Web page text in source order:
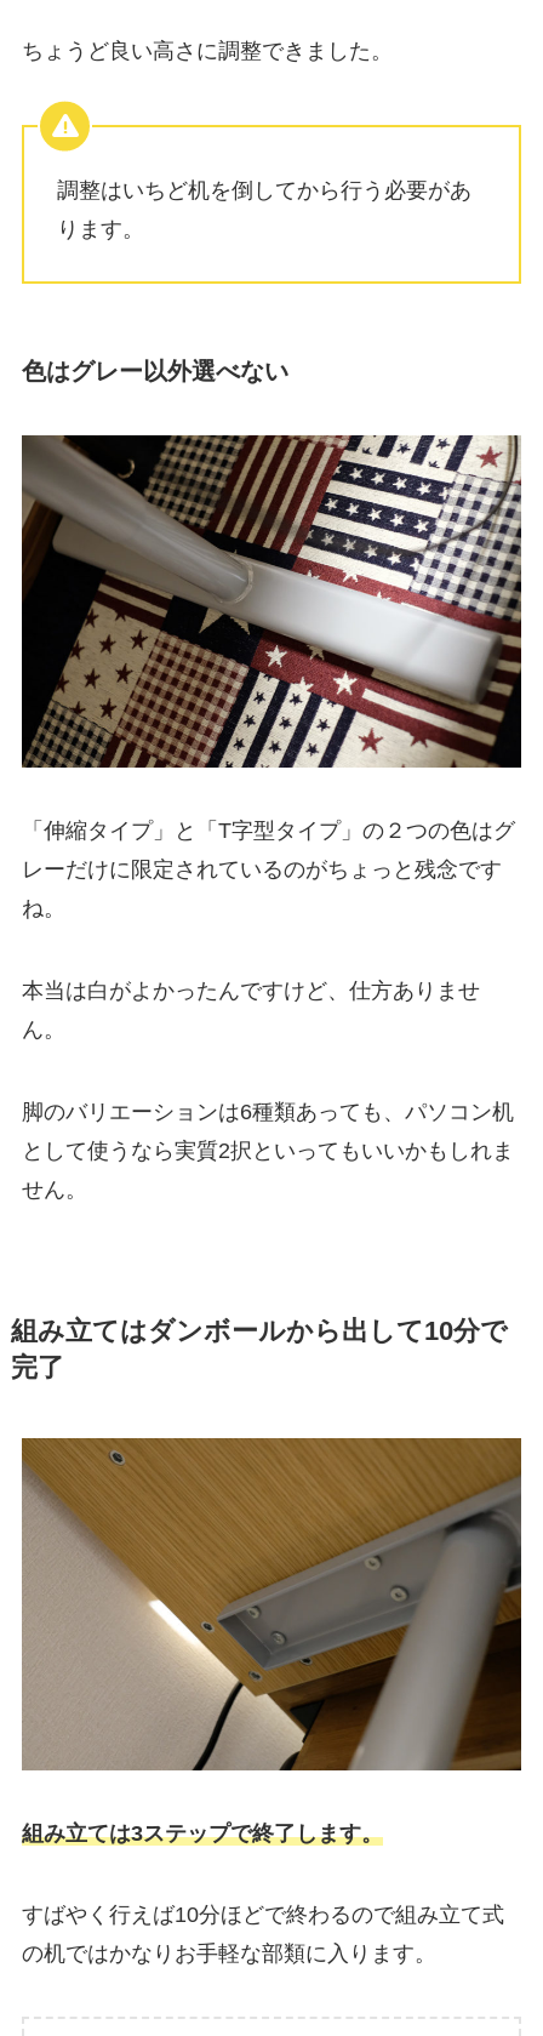
ちょうど良い高さに調整できました。
調整はいちど机を倒してから行う必要があ
ります。
色はグレー以外選べない
「伸縮タイプ」と「T字型タイプ」の２つの色はグ
レーだけに限定されているのがちょっと残念です
ね。
本当は白がよかったんですけど、仕方ありませ
ん。
脚のバリエーションは6種類あっても、パソコン机
として使うなら実質2択といってもいいかもしれま
せん。
組み立てはダンボールから出して10分で
完了
組み立ては3ステップで終了します。
すばやく行えば10分ほどで終わるので組み立て式
の机ではかなりお手軽な部類に入ります。